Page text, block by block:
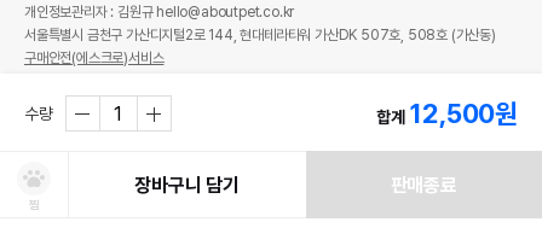
수량 합계 12,500원
찜
장바구니 담기 판매종료
개인정보관리자 : 김원규 hello@aboutpet.co.kr
서울특별시 금천구 가산디지털2로 144, 현대테라타워 가산DK 507호, 508호 (가산동)
구매안전(에스크로)서비스